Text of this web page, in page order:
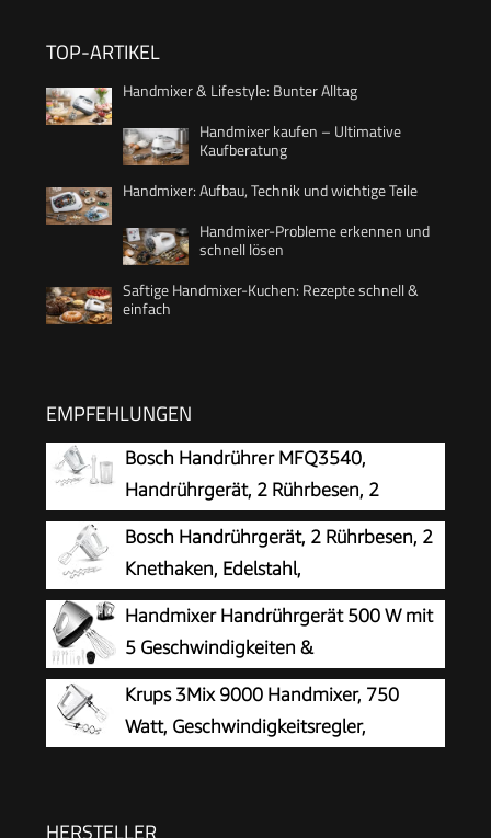
TOP-ARTIKEL
Handmixer & Lifestyle: Bunter Alltag
Handmixer kaufen – Ultimative
Kaufberatung
Handmixer: Aufbau, Technik und wichtige Teile
Handmixer-Probleme erkennen und
schnell lösen
Saftige Handmixer-Kuchen: Rezepte schnell &
einfach
EMPFEHLUNGEN
Bosch Handrührer MFQ3540,
Handrührgerät, 2 Rührbesen, 2
Edelstahl-Knethaken, spülmaschinengeeignet, 5
Stufen, Pürierstab, Mixbecher, 450 W, weiß
Bosch Handrührgerät, 2 Rührbesen, 2
Knethaken, Edelstahl,
spülmaschinenfest, 4 Stufen,
Turbostufe, leicht, leise, 400 W, weiß, CleverMixx
MFQ24200
Handmixer Handrührgerät 500 W mit
5 Geschwindigkeiten &
Turbinenfunktion
Krups 3Mix 9000 Handmixer, 750
Watt, Geschwindigkeitsregler,
HERSTELLER